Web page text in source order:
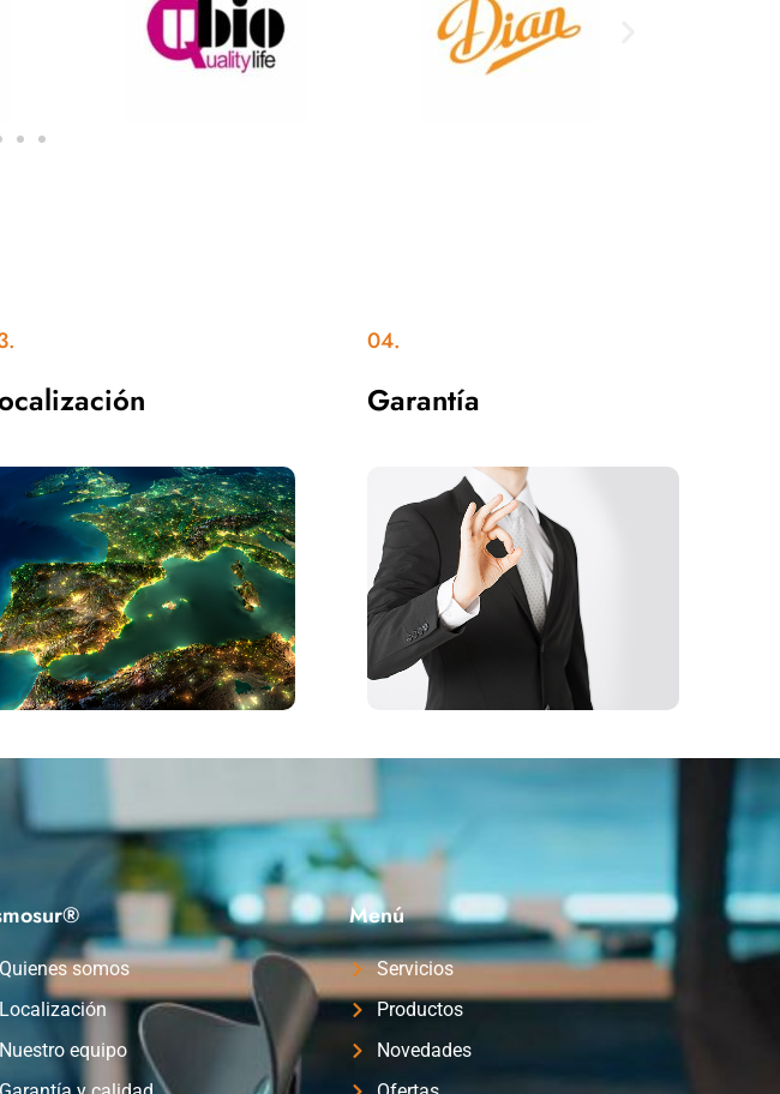
04.
Garantía
Quienes somos
Localización
Nuestro equipo
Menú
Servicios
Productos
Novedades